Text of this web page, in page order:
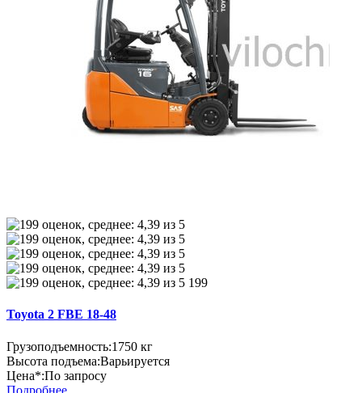
199
Toyota 2 FBE 18-48
Грузоподъемность:1750 кг
Высота подъема:Варьируется
Цена*:По запросу
Подробнее